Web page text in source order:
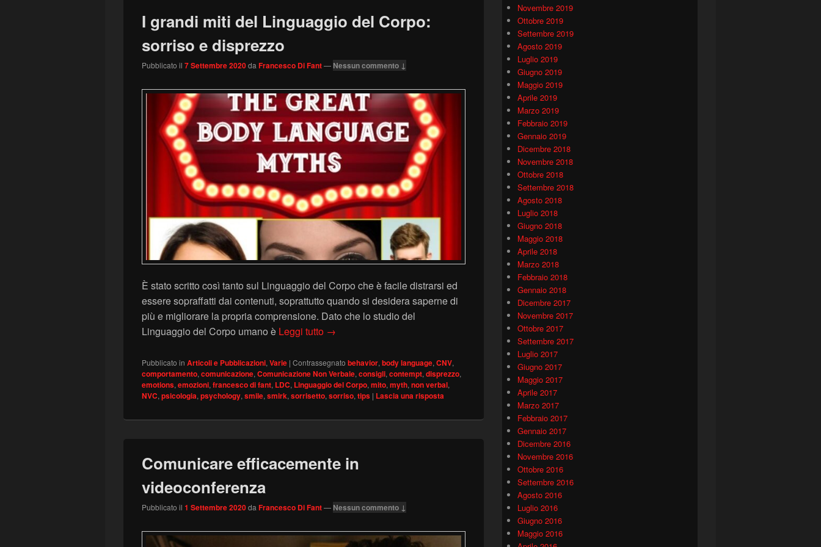
I grandi miti del Linguaggio del Corpo:
sorriso e disprezzo
Pubblicato il 7 Settembre 2020da Francesco Di Fant— Nessun commento ↓
È stato scritto così tanto sul Linguaggio del Corpo che è facile distrarsi ed
essere sopraffatti dai contenuti, soprattutto quando si desidera saperne di
più e migliorare la propria comprensione. Dato che lo studio del
Linguaggio del Corpo umano è Leggi tutto I grandi miti del Linguaggio del Corpo: sorriso e disprezzo
→
Pubblicato in Articoli e Pubblicazioni, Varie | Contrassegnato behavior, body language, CNV,
comportamento, comunicazione, Comunicazione Non Verbale, consigli, contempt, disprezzo,
emotions, emozioni, francesco di fant, LDC, Linguaggio del Corpo, mito, myth, non verbal,
NVC, psicologia, psychology, smile, smirk, sorrisetto, sorriso, tips | Lascia una risposta
Comunicare efficacemente in
videoconferenza
Pubblicato il 1 Settembre 2020da Francesco Di Fant— Nessun commento ↓
Novembre 2019
Ottobre 2019
Settembre 2019
Agosto 2019
Luglio 2019
Giugno 2019
Maggio 2019
Aprile 2019
Marzo 2019
Febbraio 2019
Gennaio 2019
Dicembre 2018
Novembre 2018
Ottobre 2018
Settembre 2018
Agosto 2018
Luglio 2018
Giugno 2018
Maggio 2018
Aprile 2018
Marzo 2018
Febbraio 2018
Gennaio 2018
Dicembre 2017
Novembre 2017
Ottobre 2017
Settembre 2017
Luglio 2017
Giugno 2017
Maggio 2017
Aprile 2017
Marzo 2017
Febbraio 2017
Gennaio 2017
Dicembre 2016
Novembre 2016
Ottobre 2016
Settembre 2016
Agosto 2016
Luglio 2016
Giugno 2016
Maggio 2016